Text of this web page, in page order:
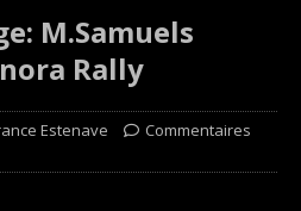
M.Samuels
Rally
Estenave
Commentaires